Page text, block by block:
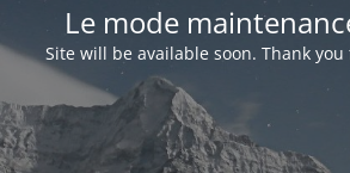
Le mode
Site will be available soon. Thank